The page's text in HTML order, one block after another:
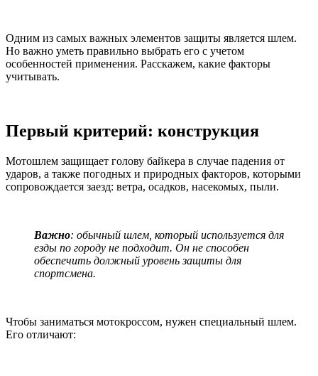
Одним из самых важных элементов защиты является шлем.
Но важно уметь правильно выбрать его с учетом
особенностей применения. Расскажем, какие факторы
учитывать.
Первый критерий: конструкция
Мотошлем защищает голову байкера в случае падения от
ударов, а также погодных и природных факторов, которыми
сопровождается заезд: ветра, осадков, насекомых, пыли.
Важно: обычный шлем, который используется для
езды по городу не подходит. Он не способен
обеспечить должный уровень защиты для
спортсмена.
Чтобы заниматься мотокроссом, нужен специальный шлем.
Его отличают: